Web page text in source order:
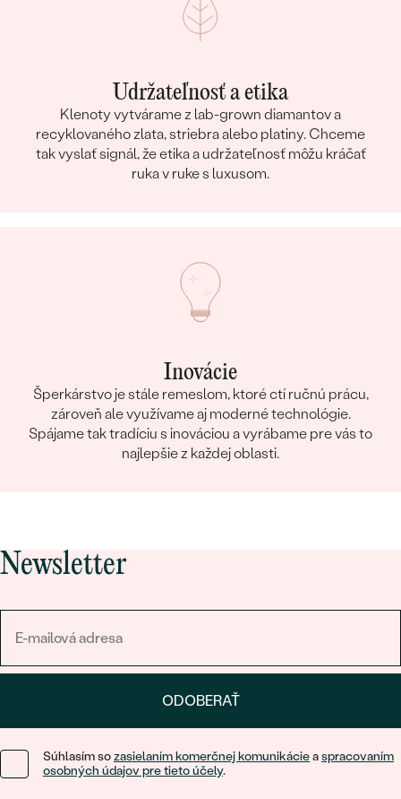
Udržateľnosť a etika
Klenoty vytvárame z lab-grown diamantov a
recyklovaného zlata, striebra alebo platiny. Chceme
tak vyslať signál, že etika a udržateľnosť môžu kráčať
ruka v ruke s luxusom.
Inovácie
Šperkárstvo je stále remeslom, ktoré ctí ručnú prácu,
zároveň ale využívame aj moderné technológie.
Spájame tak tradíciu s inováciou a vyrábame pre vás to
najlepšie z každej oblasti.
Newsletter
ODOBERAŤ
Súhlasím sozasielaním komerčnej komunikácieaspracovaním
osobných údajov pre tieto účely.